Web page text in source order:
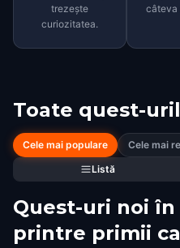
trezește
curiozitatea.
câteva
Toate quest-
Cele mai populare Cele mai
Listă
Quest-uri noi în
printre primii